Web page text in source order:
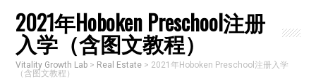
2021年Hoboken Preschool注册
入学（含图文教程）
Vitality Growth Lab > Real Estate > 2021年Hoboken Preschool注册入学
（含图文教程）